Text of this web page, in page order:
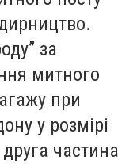
за
митного
при
у розмірі
частина